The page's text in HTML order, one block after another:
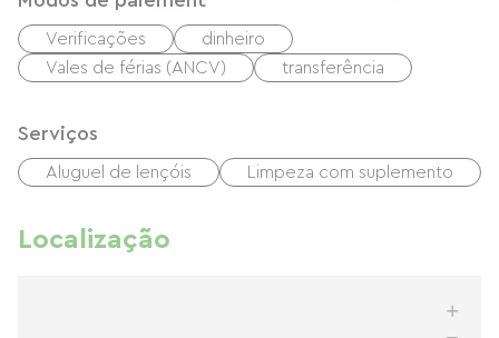
Verificações
dinheiro
Vales de férias (ANCV)
transferência
Serviços
Aluguel de lençóis Limpeza com suplemento
Localização